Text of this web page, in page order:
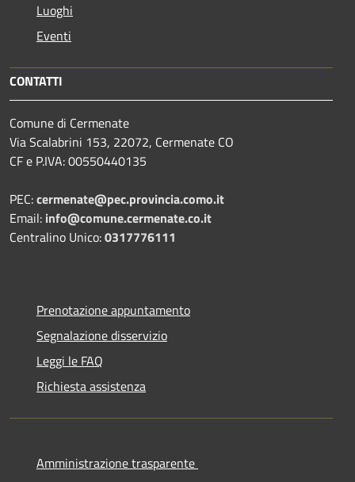
Luoghi
Eventi
CONTATTI
Comune di Cermenate
Via Scalabrini 153, 22072, Cermenate CO
CF e P.IVA: 00550440135
PEC:cermenate@pec.provincia.como.it
Email: info@comune.cermenate.co.it
Centralino Unico:0317776111
Prenotazione appuntamento
Segnalazione disservizio
Leggi le FAQ
Richiesta assistenza
Amministrazione trasparente